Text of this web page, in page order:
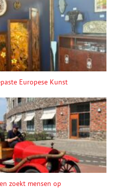
Europese Kunst
zoekt mensen op